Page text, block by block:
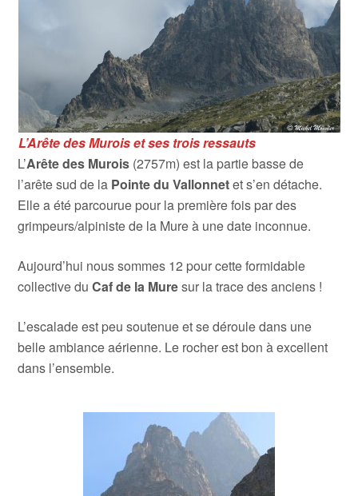
L’Arête des Murois et ses trois ressauts
L’Arête des Murois (2757m) est la partie basse de
l’arête sud de la Pointe du Vallonnetet s’en détache.
Elle a été parcourue pour la première fois par des
grimpeurs/alpiniste de la Mure à une date inconnue.
Aujourd’hui nous sommes 12 pour cette formidable
collective duCaf de la Muresur la trace des anciens !
L’escalade est peu soutenue et se déroule dans une
belle ambiance aérienne. Le rocher est bon à excellent
dans l’ensemble.